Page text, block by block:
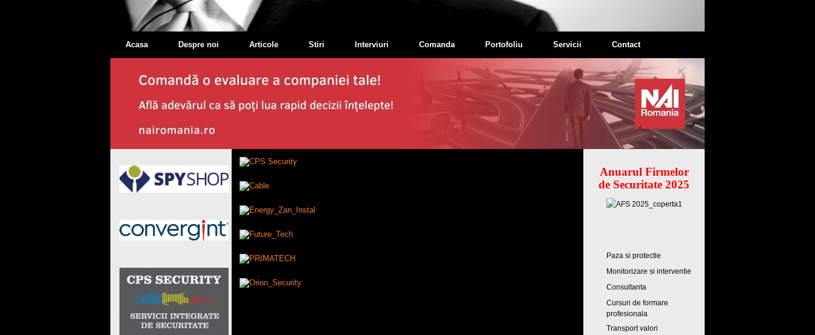
Acasa Despre noi Articole Stiri Interviuri Comanda Portofoliu Servicii Contact
Anuarul Firmelor
de Securitate 2025
Paza si protectie
Monitorizare si interventie
Consultanta
Cursuri de formare
profesionala
Transport valori